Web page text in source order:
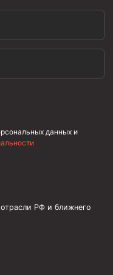
данных и
РФ и ближнего